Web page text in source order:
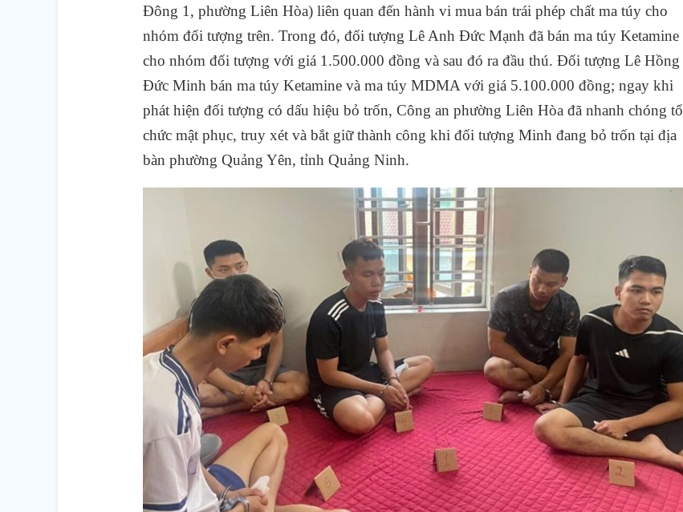
Đông 1, phường Liên Hòa) liên quan đến hành vi mua bán trái phép chất ma túy cho
nhóm đối tượng trên. Trong đó, đối tượng Lê Anh Đức Mạnh đã bán ma túy Ketamine
cho nhóm đối tượng với giá 1.500.000 đồng và sau đó ra đầu thú. Đối tượng Lê Hồng
Đức Minh bán ma túy Ketamine và ma túy MDMA với giá 5.100.000 đồng; ngay khi
phát hiện đối tượng có dấu hiệu bỏ trốn, Công an phường Liên Hòa đã nhanh chóng tổ
chức mật phục, truy xét và bắt giữ thành công khi đối tượng Minh đang bỏ trốn tại địa
bàn phường Quảng Yên, tỉnh Quảng Ninh.